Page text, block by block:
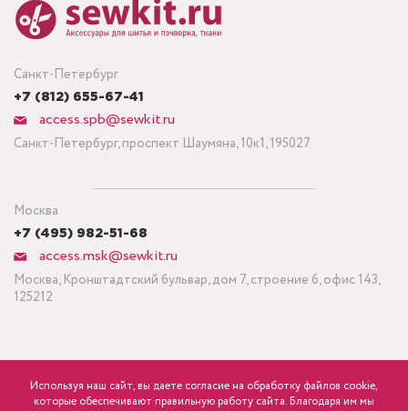
Санкт-Петербург
+7 (812) 655-67-41
access.spb@sewkit.ru
Санкт-Петербург, проспект Шаумяна, 10к1, 195027
Москва
+7 (495) 982-51-68
access.msk@sewkit.ru
Москва, Кронштадтский бульвар, дом 7, строение 6, офис 143,
125212
ПОДПИСАТЬСЯ НА НОВОСТИ
Используя наш сайт, вы даете согласие на обработку файлов cookie,
которые обеспечивают правильную работу сайта. Благодаря им мы